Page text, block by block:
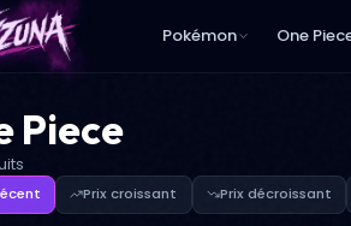
Pokémon One
Piece
Prix croissant Prix décroissant